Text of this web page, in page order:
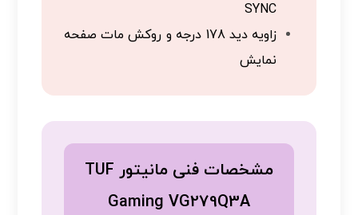
SYNC
زاویه دید 178 درجه و روکش مات صفحه
نمایش
مشخصات فنی مانیتور TUF
Gaming VG279Q3A